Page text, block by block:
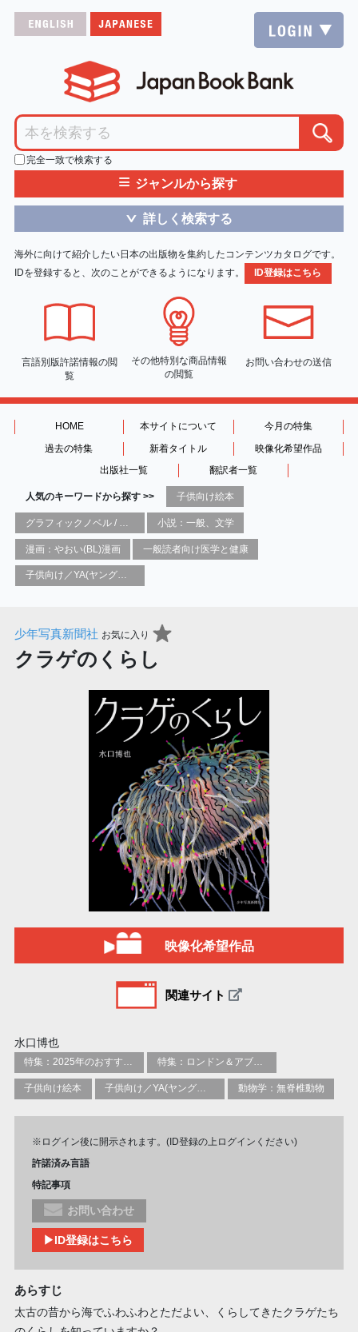
完全一致で検索する
≡ ジャンルから探す
＞ 詳しく検索する
海外に向けて紹介したい日本の出版物を集約したコンテンツカタログです。
IDを登録すると、次のことができるようになります。
ID登録はこちら
言語別版許諾情報の閲
覧
その他特別な商品情報
の閲覧
お問い合わせの送信
HOME 本サイトについて
今月の特集
過去の特集
新着タイトル
映像化希望作品
出版社一覧
翻訳者一覧
人気のキーワードから探す >> 子供向け絵本
小説：一般、文学
漫画：やおい(BL)漫画 一般読者向け医学と健康
子供向け／YA(ヤングアダルト)向け一般：芸術&芸術家
少年写真新聞社 お気に入り
クラゲのくらし
映像化希望作品
関連サイト
水口博也
特集：2025年のおすすめ書籍 特集：ロンドン＆アブダビブックフェア2026
子供向け絵本 子供向け／YA(ヤングアダルト)向け一般：自然、動物、自然界 動物学：無脊椎動物
※ログイン後に開示されます。(ID登録の上ログインください)
許諾済み言語
特記事項
お問い合わせ
▶ID登録はこちら
あらすじ
太古の昔から海でふわふわとただよい、くらしてきたクラゲたち